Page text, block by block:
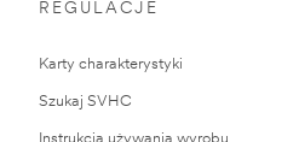
REGULACJE
Karty charakterystyki
Szukaj SVHC